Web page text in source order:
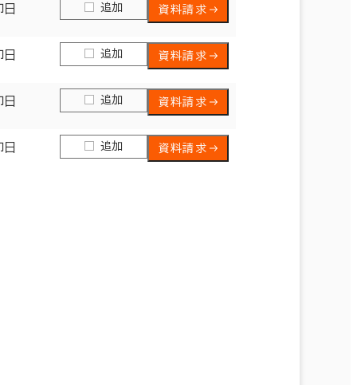
日 追加 資料請求
日 追加 資料請求
日 追加 資料請求
日 追加 資料請求